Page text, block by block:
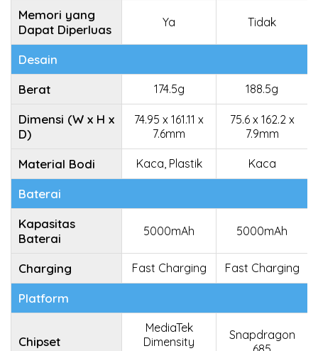
Memori yang
Dapat Diperluas
Ya Tidak
Desain
Berat
174.5g 188.5g
Dimensi (W x H x
D)
74.95 x 161.11 x
7.6mm
75.6 x 162.2 x
7.9mm
Material Bodi Kaca, Plastik Kaca
Baterai
Kapasitas
Baterai
5000mAh 5000mAh
Charging Fast Charging Fast Charging
Platform
Chipset
MediaTek
Dimensity
Snapdragon